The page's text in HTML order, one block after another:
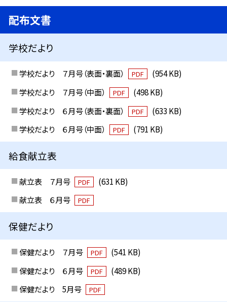
配布文書
学校だより
学校だより ７月号（表面・裏面） PDF
(954 KB)
学校だより ７月号（中面）
PDF
(498 KB)
学校だより ６月号（表面・裏面）
PDF
(633 KB)
学校だより ６月号（中面）
PDF (791 KB)
給食献立表
献立表 ７月号 PDF
(631 KB)
献立表 ６月号
PDF
保健だより
保健だより ７月号 PDF
(541 KB)
保健だより ６月号
PDF
(489 KB)
保健だより 5月号
PDF